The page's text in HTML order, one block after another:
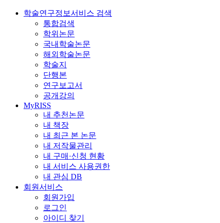
학술연구정보서비스 검색
통합검색
학위논문
국내학술논문
해외학술논문
학술지
단행본
연구보고서
공개강의
MyRISS
내 추천논문
내 책장
내 최근 본 논문
내 저작물관리
내 구매·신청 현황
내 서비스 사용권한
내 관심 DB
회원서비스
회원가입
로그인
아이디 찾기